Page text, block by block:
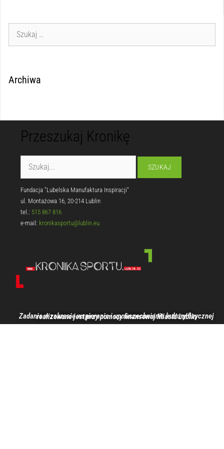
Archiwa
Przeszukaj Kronikę
Fundacja "Lubelska Manufaktura Inspiracji"
ul. Montażowa 16, 20-214 Lublin
tel.: 515 867 816
e-mail: kronikasportu@lublin.eu
Zadanie w zakresie wspierania i upowszechniania kultury fizycznej realizowane jest przy pomocy finansowej Miasta Lublin